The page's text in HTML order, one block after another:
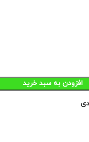
افزودن به سبد خرید